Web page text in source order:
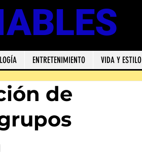
ENTRETENIMIENTO VIDA Y ESTILO
de